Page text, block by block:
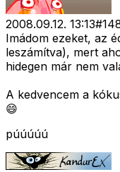
2008.09.12. 13:13#
Imádom ezeket, az
leszámítva), mert
hidegen már nem
A kedvencem a
😄
púúúúú